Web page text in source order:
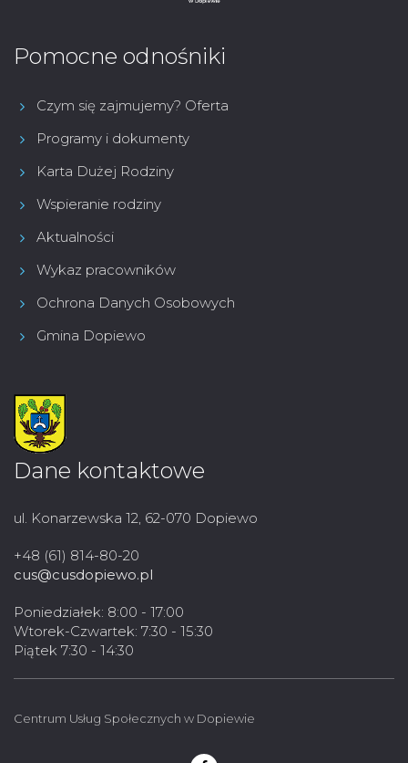
Pomocne odnośniki
Czym się zajmujemy? Oferta
Programy i dokumenty
Karta Dużej Rodziny
Wspieranie rodziny
Aktualności
Wykaz pracowników
Ochrona Danych Osobowych
Gmina Dopiewo
Dane kontaktowe
ul. Konarzewska 12, 62-070 Dopiewo
+48 (61) 814-80-20
cus@cusdopiewo.pl
Poniedziałek: 8:00 - 17:00
Wtorek-Czwartek: 7:30 - 15:30
Piątek 7:30 - 14:30
Centrum Usług Społecznych w Dopiewie